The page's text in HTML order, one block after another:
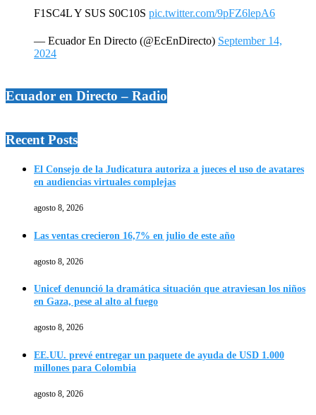
F1SC4L Y SUS S0C10S pic.twitter.com/9pFZ6lepA6
— Ecuador En Directo (@EcEnDirecto) September 14,
2024
Ecuador en Directo – Radio
Recent Posts
El Consejo de la Judicatura autoriza a jueces el uso de avatares
en audiencias virtuales complejas
agosto 8, 2026
Las ventas crecieron 16,7% en julio de este año
agosto 8, 2026
Unicef denunció la dramática situación que atraviesan los niños
en Gaza, pese al alto al fuego
agosto 8, 2026
EE.UU. prevé entregar un paquete de ayuda de USD 1.000
millones para Colombia
agosto 8, 2026